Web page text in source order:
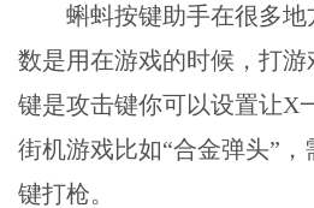
蝌蚪按键助手在很多地
数是用在游戏的时候，打
键是攻击键你可以设置让X
街机游戏比如“合金弹头”
键打枪。